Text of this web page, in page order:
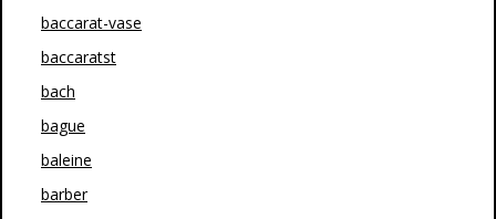
baccarat-vase
baccaratst
bach
bague
baleine
barber